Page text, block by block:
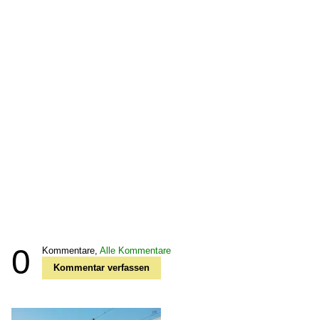
0 Kommentare, Alle Kommentare
Kommentar verfassen